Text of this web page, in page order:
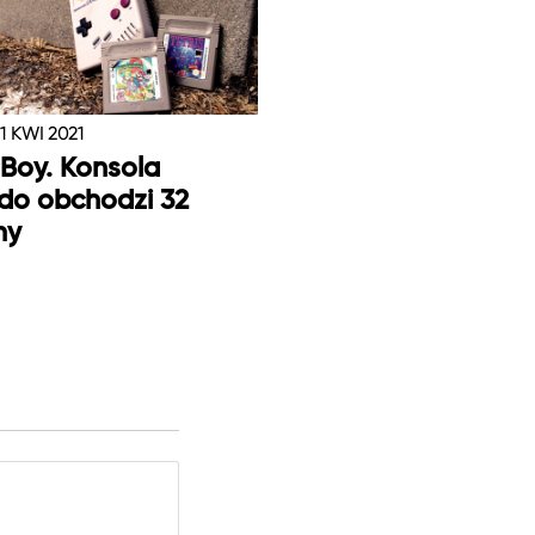
KWI 2021
Konsola
obchodzi 32